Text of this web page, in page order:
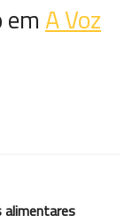
A Voz
alimentares